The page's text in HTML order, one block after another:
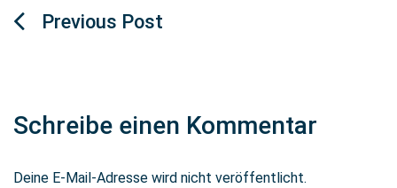
Beitragsnavigation
Schreibe einen Kommentar
Deine E-Mail-Adresse wird nicht veröffentlicht.